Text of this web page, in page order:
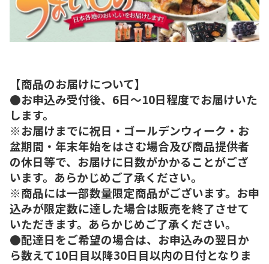
【商品のお届けについて】
●お申込み受付後、6日～10日程度でお届けいた
します。
※お届けまでに祝日・ゴールデンウィーク・お
盆期間・年末年始をはさむ場合及び商品提供者
の休日等で、お届けに日数がかかることがござ
います。あらかじめご了承ください。
※商品には一部数量限定商品がございます。お申
込みが限定数に達した場合は販売を終了させて
いただきます。あらかじめご了承ください。
●配達日をご希望の場合は、お申込みの翌日か
ら数えて10日目以降30日目以内の日付となりま